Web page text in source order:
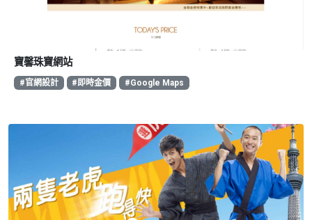
寶馨珠寶網站
#官網設計 #即時金價 #Google Maps